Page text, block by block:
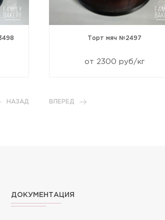
Торт мяч №2497
от 2300 руб/кг
НАЗАД ВПЕРЕД
ДОКУМЕНТАЦИЯ